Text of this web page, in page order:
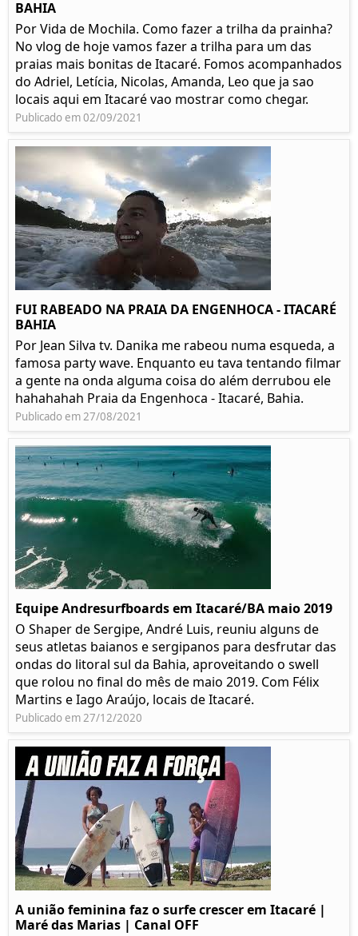
BAHIA
Por Vida de Mochila. Como fazer a trilha da prainha?
No vlog de hoje vamos fazer a trilha para um das
praias mais bonitas de Itacaré. Fomos acompanhados
do Adriel, Letícia, Nicolas, Amanda, Leo que ja sao
locais aqui em Itacaré vao mostrar como chegar.
Publicado em 02/09/2021
FUI RABEADO NA PRAIA DA ENGENHOCA - ITACARÉ
BAHIA
Por Jean Silva tv. Danika me rabeou numa esqueda, a
famosa party wave. Enquanto eu tava tentando filmar
a gente na onda alguma coisa do além derrubou ele
hahahahah Praia da Engenhoca - Itacaré, Bahia.
Publicado em 27/08/2021
Equipe Andresurfboards em Itacaré/BA maio 2019
O Shaper de Sergipe, André Luis, reuniu alguns de
seus atletas baianos e sergipanos para desfrutar das
ondas do litoral sul da Bahia, aproveitando o swell
que rolou no final do mês de maio 2019. Com Félix
Martins e Iago Araújo, locais de Itacaré.
Publicado em 27/12/2020
A união feminina faz o surfe crescer em Itacaré |
Maré das Marias | Canal OFF